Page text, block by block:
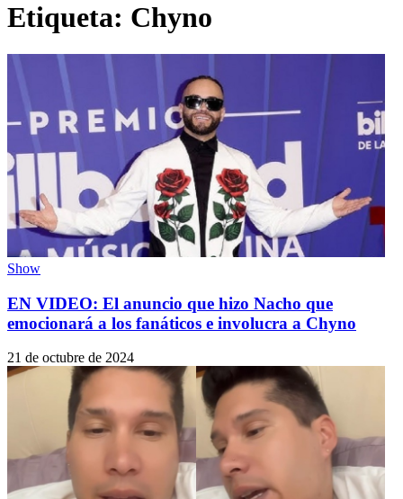
Etiqueta: Chyno
Show
EN VIDEO: El anuncio que hizo Nacho que
emocionará a los fanáticos e involucra a Chyno
21 de octubre de 2024